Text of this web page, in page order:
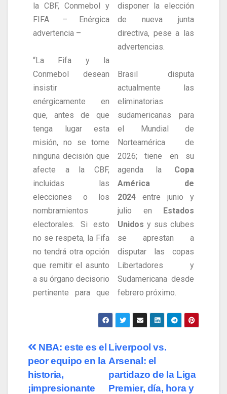
la CBF, Conmebol y
FIFA. – Enérgica
advertencia –
“La Fifa y la
Conmebol desean
insistir
enérgicamente en
que, antes de que
tenga lugar esta
misión, no se tome
ninguna decisión que
afecte a la CBF,
incluidas las
elecciones o los
nombramientos
electorales. Si esto
no se respeta, la Fifa
no tendrá otra opción
que remitir el asunto
a su órgano decisorio
pertinente para que
disponer la elección
de nueva junta
directiva, pese a las
advertencias.
Brasil disputa
actualmente las
eliminatorias
sudamericanas para
el Mundial de
Norteamérica de
2026; tiene en su
agenda la Copa
América de
2024 entre junio y
julio en Estados
Unidos y sus clubes
se aprestan a
disputar las copas
Libertadores y
Sudamericana desde
febrero próximo.
Liverpool vs.
Arsenal: el
partidazo de la Liga
Premier, día, hora y
NBA: este es el
peor equipo en la
historia,
¡impresionante